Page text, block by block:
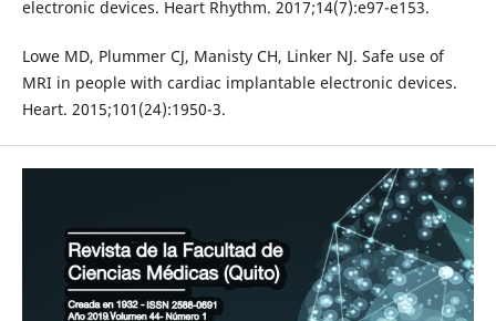
electronic devices. Heart Rhythm. 2017;14(7):e97-e153.
Lowe MD, Plummer CJ, Manisty CH, Linker NJ. Safe use of
MRI in people with cardiac implantable electronic devices.
Heart. 2015;101(24):1950-3.